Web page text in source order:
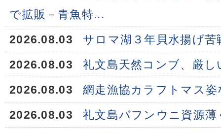
で拡販－青魚特...
2026.08.03
サロマ湖３年貝水揚げ苦
2026.08.03
礼文島天然コンブ、厳し
2026.08.03
網走漁協カラフトマス
2026.08.03
礼文島バフンウニ資源薄